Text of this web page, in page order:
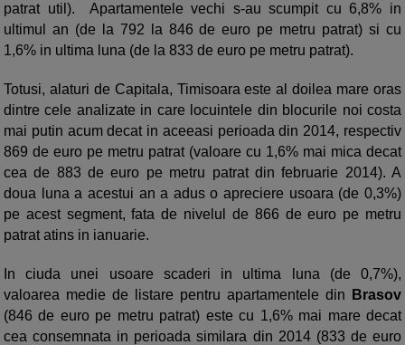
patrat util). Apartamentele vechi s-au scumpit cu 6,8% in
ultimul an (de la 792 la 846 de euro pe metru patrat) si cu
1,6% in ultima luna (de la 833 de euro pe metru patrat).
Totusi, alaturi de Capitala, Timisoara este al doilea mare oras
dintre cele analizate in care locuintele din blocurile noi costa
mai putin acum decat in aceeasi perioada din 2014, respectiv
869 de euro pe metru patrat (valoare cu 1,6% mai mica decat
cea de 883 de euro pe metru patrat din februarie 2014). A
doua luna a acestui an a adus o apreciere usoara (de 0,3%)
pe acest segment, fata de nivelul de 866 de euro pe metru
patrat atins in ianuarie.
In ciuda unei usoare scaderi in ultima luna (de 0,7%),
valoarea medie de listare pentru apartamentele din
Brasov
(846 de euro pe metru patrat) este cu 1,6% mai mare decat
cea consemnata in perioada similara din 2014 (833 de euro